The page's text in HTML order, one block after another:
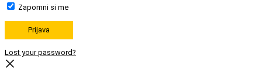
Zapomni si me
Lost your password?